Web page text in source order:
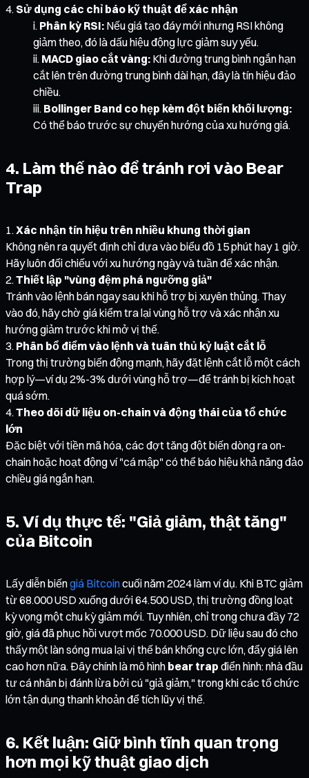
Sử dụng các chỉ báo kỹ thuật để xác nhận
Phân kỳ RSI: Nếu giá tạo đáy mới nhưng RSI không
giảm theo, đó là dấu hiệu động lực giảm suy yếu.
MACD giao cắt vàng: Khi đường trung bình ngắn hạn
cắt lên trên đường trung bình dài hạn, đây là tín hiệu đảo
chiều.
Bollinger Band co hẹp kèm đột biến khối lượng:
Có thể báo trước sự chuyển hướng của xu hướng giá.
4. Làm thế nào để tránh rơi vào Bear
Trap
Xác nhận tín hiệu trên nhiều khung thời gian
Không nên ra quyết định chỉ dựa vào biểu đồ 15 phút hay 1 giờ.
Hãy luôn đối chiếu với xu hướng ngày và tuần để xác nhận.
Thiết lập "vùng đệm phá ngưỡng giả"
Tránh vào lệnh bán ngay sau khi hỗ trợ bị xuyên thủng. Thay
vào đó, hãy chờ giá kiểm tra lại vùng hỗ trợ và xác nhận xu
hướng giảm trước khi mở vị thế.
Phân bổ điểm vào lệnh và tuân thủ kỷ luật cắt lỗ
Trong thị trường biến động mạnh, hãy đặt lệnh cắt lỗ một cách
hợp lý—ví dụ 2%-3% dưới vùng hỗ trợ—để tránh bị kích hoạt
quá sớm.
Theo dõi dữ liệu on-chain và động thái của tổ chức
lớn
Đặc biệt với tiền mã hóa, các đợt tăng đột biến dòng ra on-
chain hoặc hoạt động ví "cá mập" có thể báo hiệu khả năng đảo
chiều giá ngắn hạn.
5. Ví dụ thực tế: "Giả giảm, thật tăng"
của Bitcoin
Lấy diễn biếngiá Bitcoincuối năm 2024 làm ví dụ. Khi BTC giảm
từ 68.000 USD xuống dưới 64.500 USD, thị trường đồng loạt
kỳ vọng một chu kỳ giảm mới. Tuy nhiên, chỉ trong chưa đầy 72
giờ, giá đã phục hồi vượt mốc 70.000 USD. Dữ liệu sau đó cho
thấy một làn sóng mua lại vị thế bán khống cực lớn, đẩy giá lên
cao hơn nữa. Đây chính là mô hình bear trap điển hình: nhà đầu
tư cá nhân bị đánh lừa bởi cú "giả giảm," trong khi các tổ chức
lớn tận dụng thanh khoản để tích lũy vị thế.
6. Kết luận: Giữ bình tĩnh quan trọng
hơn mọi kỹ thuật giao dịch